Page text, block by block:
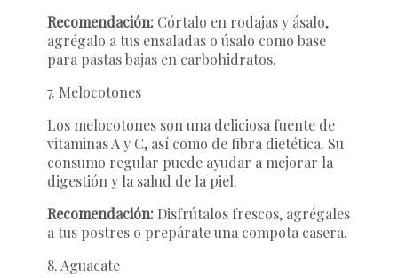
Recomendación:Córtalo en rodajas y ásalo,
agrégalo a tus ensaladas o úsalo como base
para pastas bajas en carbohidratos.
7. Melocotones
Los melocotones son una deliciosa fuente de
vitaminas A y C, así como de fibra dietética. Su
consumo regular puede ayudar a mejorar la
digestión y la salud de la piel.
Recomendación:Disfrútalos frescos, agrégales
a tus postres o prepárate una compota casera.
8. Aguacate